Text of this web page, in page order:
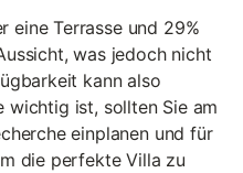
eine Terrasse und 29%
was jedoch nicht
kann also
wichtig ist, sollten Sie am
einplanen und für
die perfekte Villa zu